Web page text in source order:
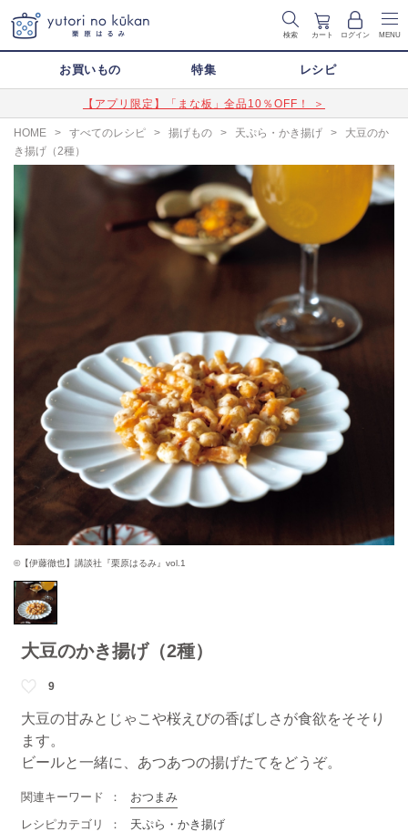
検索 カート ログイン MENU
お買いもの 特集 レシピ
【アプリ限定】「まな板」全品10％OFF！ ＞
HOME > すべてのレシピ > 揚げもの > 天ぷら・かき揚げ >
大豆のか
き揚げ（2種）
©【伊藤徹也】講談社『栗原はるみ』vol.1
大豆のかき揚げ（2種）
9
大豆の甘みとじゃこや桜えびの香ばしさが食欲をそそり
ます。
ビールと一緒に、あつあつの揚げたてをどうぞ。
関連キーワード
おつまみ
レシピカテゴリ
天ぷら・かき揚げ